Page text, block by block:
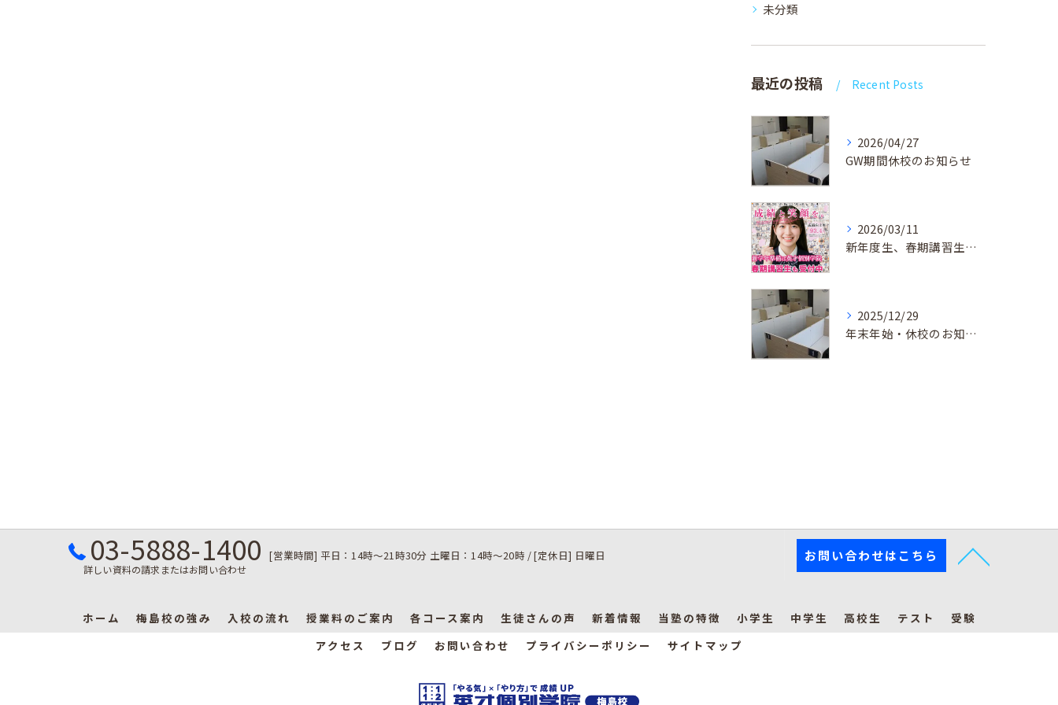
未分類
最近の投稿 Recent Posts
2026/04/27
GW期間休校のお知らせ
2026/03/11
新年度生、春期講習生 受付中！
2025/12/29
年末年始・休校のお知らせ
03-5888-1400
詳しい資料の請求またはお問い合わせ
[営業時間] 平日：14時～21時30分 土曜日：14時～20時 / [定休日] 日曜日 お問い合わせはこちら
ホーム 梅島校の強み 入校の流れ 授業料のご案内 各コース案内 生徒さんの声 新着情報 当塾の特徴 小学生 中学生 高校生 テスト
受験
アクセス
ブログ お問い合わせ プライバシーポリシー サイトマップ